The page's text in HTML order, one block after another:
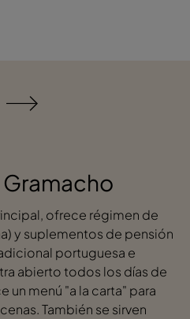
ofrece régimen de
y suplementos de pensión
portuguesa e
abierto todos los días de
un menú "a la carta" para
También se sirven